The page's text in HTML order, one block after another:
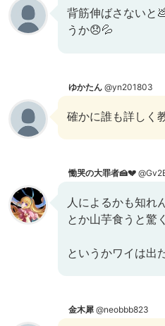
背筋伸ばさないと
うか😞💦
ゆかたん @yn201803
確かに誰も詳しく
慟哭の大罪者🍰💔
人によるかも知れ
とか山芋食うと驚
というかワイは出
金木犀 @neobbb823